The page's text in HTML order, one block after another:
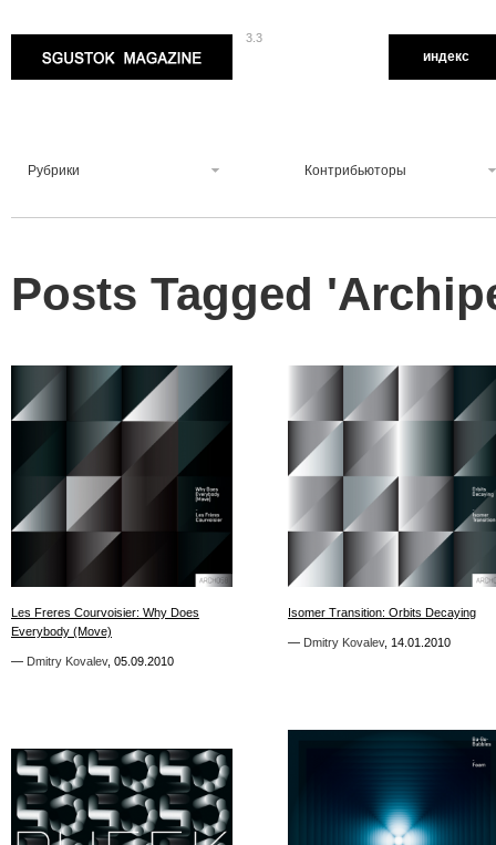
3.3
индекс
Рубрики Контрибьюторы
Posts Tagged '
Les Freres Courvoisier: Why Does
Everybody (Move)
— Dmitry Kovalev, 05.09.2010
Les Freres Courvoisier: Why Does
Everybody (Move)
— Dmitry Kovalev, 05.09.2010
Isomer Transition: Orbits Decaying
— Dmitry Kovalev, 14.01.2010
Isomer Transition: Orbits Decaying
— Dmitry Kovalev, 14.01.2010